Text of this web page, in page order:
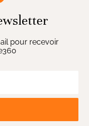
pour recevoir